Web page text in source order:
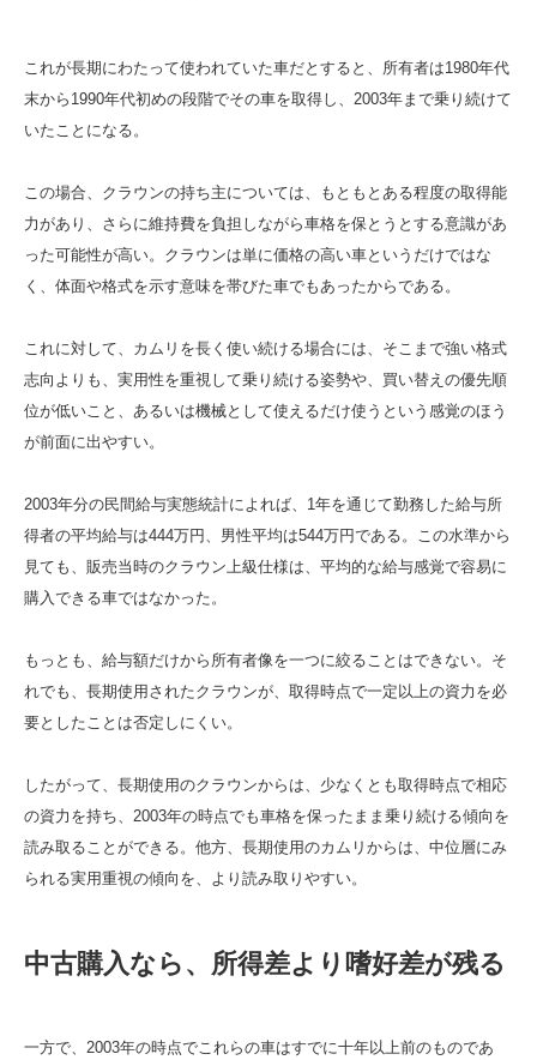
これが長期にわたって使われていた車だとすると、所有者は1980年代
末から1990年代初めの段階でその車を取得し、2003年まで乗り続けて
いたことになる。
この場合、クラウンの持ち主については、もともとある程度の取得能
力があり、さらに維持費を負担しながら車格を保とうとする意識があ
った可能性が高い。クラウンは単に価格の高い車というだけではな
く、体面や格式を示す意味を帯びた車でもあったからである。
これに対して、カムリを長く使い続ける場合には、そこまで強い格式
志向よりも、実用性を重視して乗り続ける姿勢や、買い替えの優先順
位が低いこと、あるいは機械として使えるだけ使うという感覚のほう
が前面に出やすい。
2003年分の民間給与実態統計によれば、1年を通じて勤務した給与所
得者の平均給与は444万円、男性平均は544万円である。この水準から
見ても、販売当時のクラウン上級仕様は、平均的な給与感覚で容易に
購入できる車ではなかった。
もっとも、給与額だけから所有者像を一つに絞ることはできない。そ
れでも、長期使用されたクラウンが、取得時点で一定以上の資力を必
要としたことは否定しにくい。
したがって、長期使用のクラウンからは、少なくとも取得時点で相応
の資力を持ち、2003年の時点でも車格を保ったまま乗り続ける傾向を
読み取ることができる。他方、長期使用のカムリからは、中位層にみ
られる実用重視の傾向を、より読み取りやすい。
中古購入なら、所得差より嗜好差が残る
一方で、2003年の時点でこれらの車はすでに十年以上前のものであ